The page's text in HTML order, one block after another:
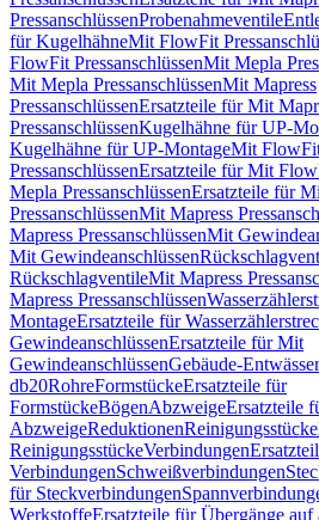
PressanschlüssenProbenahmeventile
für KugelhähneMit FlowFit
FlowFit PressanschlüssenMit Mepla
Mit Mepla PressanschlüssenMit Mapress
PressanschlüssenErsatzteile für Mit
PressanschlüssenKugelhähne für UP-
Kugelhähne für UP-MontageMit
PressanschlüssenErsatzteile für Mit
Mepla PressanschlüssenErsatzteile für
PressanschlüssenMit Mapress
Mapress PressanschlüssenMit
Mit Gewindeanschlüssen
RückschlagventileMit Mapress
Mapress Pressanschlüssen
MontageErsatzteile für
GewindeanschlüssenErsatzteile für Mit
GewindeanschlüssenGebäude-
db20RohreFormstückeErsatzteile für
FormstückeBögenAbzweigeErsatzteile
AbzweigeReduktionenReinigungsstücke
ReinigungsstückeVerbindungen
VerbindungenSchweißverbindungen
für Steckverbindungen
WerkstoffeErsatzteile für Übergänge auf